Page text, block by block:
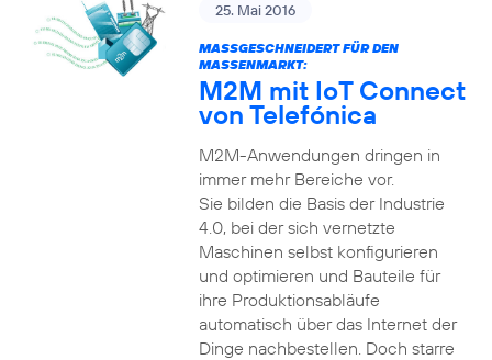
25. Mai 2016
MASSGESCHNEIDERT FÜR DEN M
ASSENMARKT:
M2M mit IoT Connect
von Telefónica
M2M-Anwendungen dringen in
immer mehr Bereiche vor.
Sie bilden die Basis der Industrie
4.0, bei der sich vernetzte
Maschinen selbst konfigurieren
und optimieren und Bauteile für
ihre Produktionsabläufe
automatisch über das Internet der
Dinge nachbestellen. Doch starre